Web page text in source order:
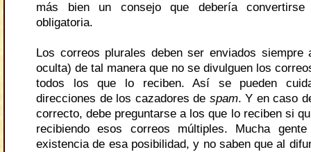
más bien un consejo que debería
obligatoria.
Los correos plurales deben ser enviados
oculta) de tal manera que no se divulguen los
todos los que lo reciben. Así se pueden
direcciones de los cazadores de spam. Y en caso
correcto, debe preguntarse a los que lo reciben si
recibiendo esos correos múltiples. Mucha
existencia de esa posibilidad, y no saben que al